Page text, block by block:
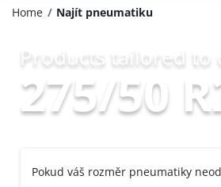
Home Najít pneumatiku
Products tailored to
275/50
Pokud váš rozměr pneumatiky